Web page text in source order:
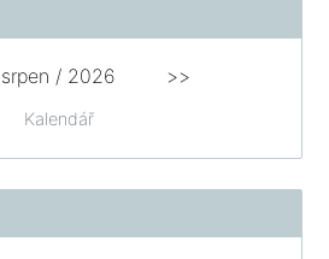
Kalendář
srpen / 2026 >>